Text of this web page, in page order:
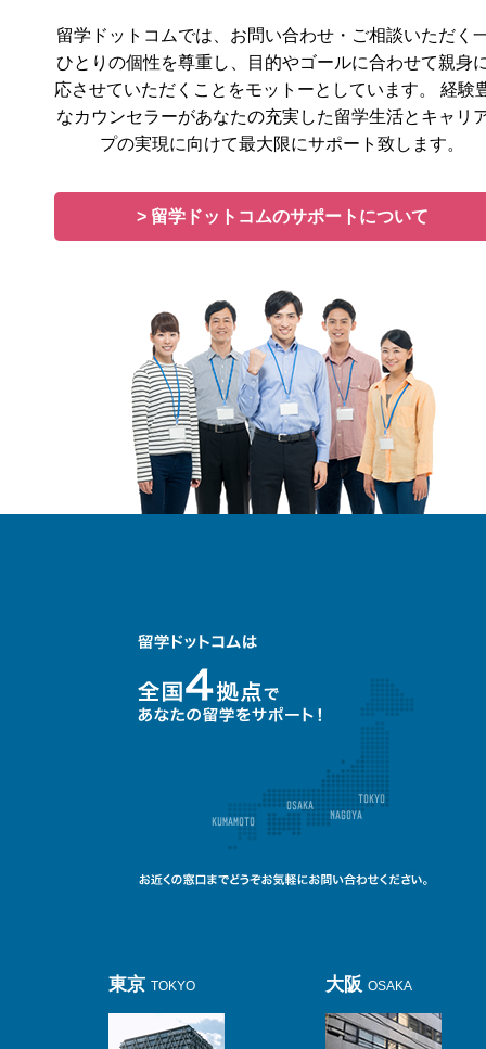
留学ドットコムでは、お問い合わせ・ご相談いただく
ひとりの個性を尊重し、目的やゴールに合わせて親身
応させていただくことをモットーとしています。 経験
なカウンセラーがあなたの充実した留学生活とキャリ
プの実現に向けて最大限にサポート致します。
> 留学ドットコムのサポートについて
東京 TOKYO 大阪 OSAKA